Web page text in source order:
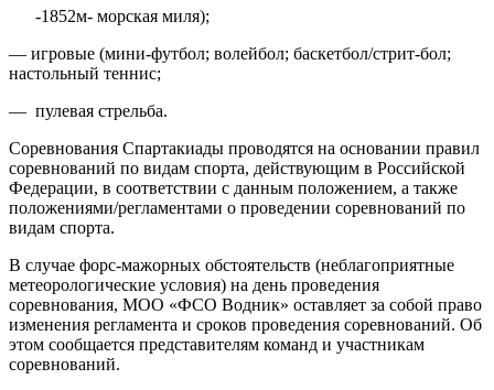
-1852м- морская миля);
— игровые (мини-футбол; волейбол; баскетбол/стрит-бол;
настольный теннис;
— пулевая стрельба.
Соревнования Спартакиады проводятся на основании правил
соревнований по видам спорта, действующим в Российской
Федерации, в соответствии с данным положением, а также
положениями/регламентами о проведении соревнований по
видам спорта.
В случае форс-мажорных обстоятельств (неблагоприятные
метеорологические условия) на день проведения
соревнования, МОО «ФСО Водник» оставляет за собой право
изменения регламента и сроков проведения соревнований. Об
этом сообщается представителям команд и участникам
соревнований.